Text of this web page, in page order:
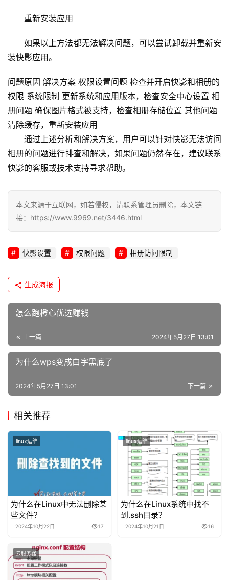
维
网
络
安
全
i
n
运
维
重新安装应用
如果以上方法都无法解决问题，可以尝试卸载并重新安
装快影应用。
问题原因 解决方案 权限设置问题 检查并开启快影和相册的
权限 系统限制 更新系统和应用版本，检查安全中心设置 相
册问题 确保图片格式被支持，检查相册存储位置 其他问题
清除缓存，重新安装应用
通过上述分析和解决方案，用户可以针对快影无法访问
相册的问题进行排查和解决，如果问题仍然存在，建议联系
快影的客服或技术支持寻求帮助。
本文来源于互联网，如若侵权，请联系管理员删除，本文链
接：https://www.9969.net/3446.html
快影设置 权限问题 相册访问限制
生成海报
怎么跑橙心优选赚钱
上一篇 2024年5月27日 13:01
为什么wps变成白字黑底了
下一篇
2024年5月27日 13:01
相关推荐
linux运维
为什么在Linux中无法删除某
些文件？
2024年10月22日 17
linux运维
为什么在Linux系统中找不
到.ssh目录？
2024年10月21日 16
云服务器